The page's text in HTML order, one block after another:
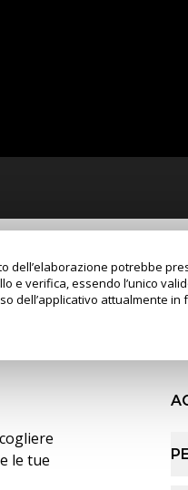
dell’elaborazione potrebbe
e verifica, essendo l’unico
dell’applicativo attualmente in
le tue